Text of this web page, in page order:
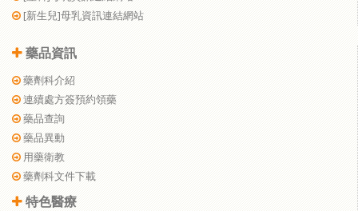
[新生兒]母乳資訊連結網站
藥品資訊
藥劑科介紹
連續處方簽預約領藥
藥品查詢
藥品異動
用藥衛教
藥劑科文件下載
特色醫療